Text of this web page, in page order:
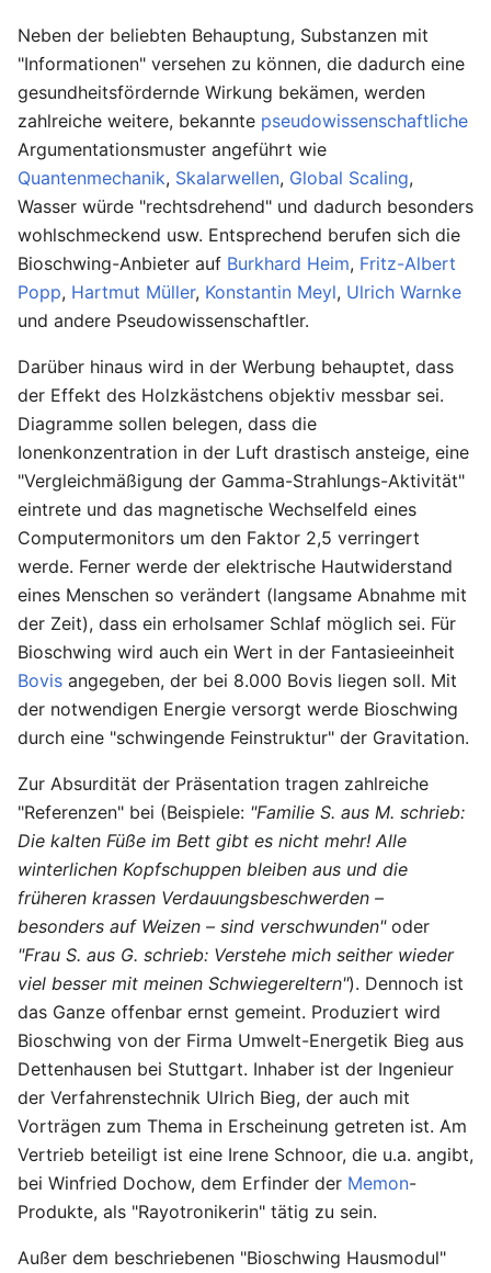
Neben der beliebten Behauptung, Substanzen mit
"Informationen" versehen zu können, die dadurch eine
gesundheitsfördernde Wirkung bekämen, werden
zahlreiche weitere, bekannte pseudowissenschaftliche
Argumentationsmuster angeführt wie
Quantenmechanik, Skalarwellen, Global Scaling,
Wasser würde "rechtsdrehend" und dadurch besonders
wohlschmeckend usw. Entsprechend berufen sich die
Bioschwing-Anbieter auf Burkhard Heim, Fritz-Albert
Popp, Hartmut Müller, Konstantin Meyl, Ulrich Warnke
und andere Pseudowissenschaftler.
Darüber hinaus wird in der Werbung behauptet, dass
der Effekt des Holzkästchens objektiv messbar sei.
Diagramme sollen belegen, dass die
Ionenkonzentration in der Luft drastisch ansteige, eine
"Vergleichmäßigung der Gamma-Strahlungs-Aktivität"
eintrete und das magnetische Wechselfeld eines
Computermonitors um den Faktor 2,5 verringert
werde. Ferner werde der elektrische Hautwiderstand
eines Menschen so verändert (langsame Abnahme mit
der Zeit), dass ein erholsamer Schlaf möglich sei. Für
Bioschwing wird auch ein Wert in der Fantasieeinheit
Bovis angegeben, der bei 8.000 Bovis liegen soll. Mit
der notwendigen Energie versorgt werde Bioschwing
durch eine "schwingende Feinstruktur" der Gravitation.
Zur Absurdität der Präsentation tragen zahlreiche
"Referenzen" bei (Beispiele: "Familie S. aus M. schrieb:
Die kalten Füße im Bett gibt es nicht mehr! Alle
winterlichen Kopfschuppen bleiben aus und die
früheren krassen Verdauungsbeschwerden –
besonders auf Weizen – sind verschwunden"oder
"Frau S. aus G. schrieb: Verstehe mich seither wieder
viel besser mit meinen Schwiegereltern"). Dennoch ist
das Ganze offenbar ernst gemeint. Produziert wird
Bioschwing von der Firma Umwelt-Energetik Bieg aus
Dettenhausen bei Stuttgart. Inhaber ist der Ingenieur
der Verfahrenstechnik Ulrich Bieg, der auch mit
Vorträgen zum Thema in Erscheinung getreten ist. Am
Vertrieb beteiligt ist eine Irene Schnoor, die u.a. angibt,
bei Winfried Dochow, dem Erfinder der Memon-
Produkte, als "Rayotronikerin" tätig zu sein.
Außer dem beschriebenen "Bioschwing Hausmodul"